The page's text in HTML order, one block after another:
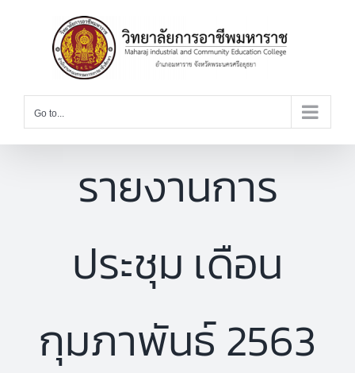
Go to...
รายงานการ
ประชุม เดือน
กุมภาพันธ์ 2563